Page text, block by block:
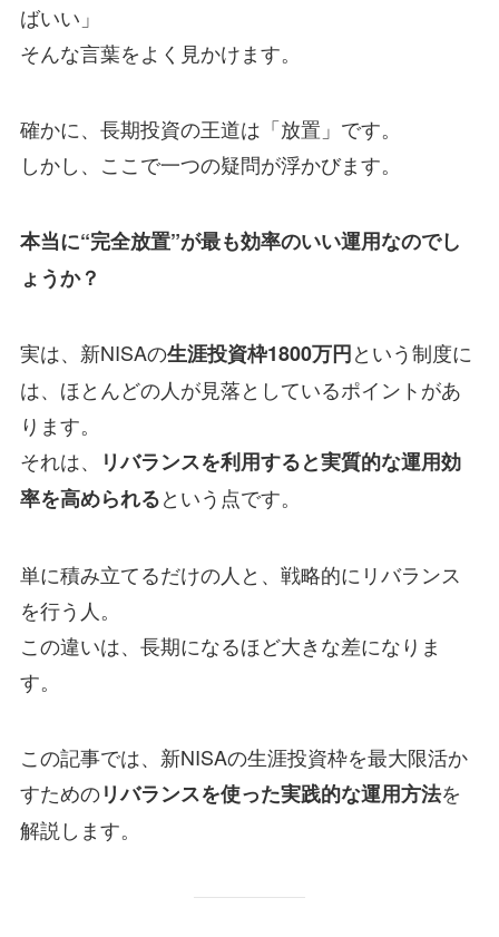
ばいい」
そんな言葉をよく見かけます。
確かに、長期投資の王道は「放置」です。
しかし、ここで一つの疑問が浮かびます。
本当に“完全放置”が最も効率のいい運用なのでし
ょうか？
実は、新NISAの生涯投資枠1800万円という制度に
は、ほとんどの人が見落としているポイントがあ
ります。
それは、
リバランスを利用すると実質的な運用効
率を高められるという点です。
単に積み立てるだけの人と、戦略的にリバランス
を行う人。
この違いは、長期になるほど大きな差になりま
す。
この記事では、新NISAの生涯投資枠を最大限活か
すためのリバランスを使った実践的な運用方法を
解説します。